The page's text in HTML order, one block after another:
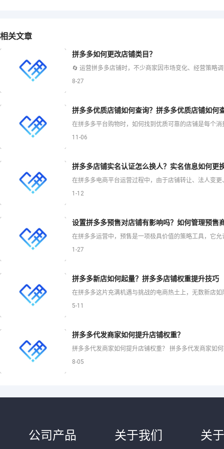
相关文章
拼多多如何更改店铺类目？
8-27
拼多多优质店铺如何查询？拼多多优质店铺如何
11-06
拼多多店铺实名认证怎么换人？实名信息如何更
1-12
设置拼多多预售对店铺有影响吗？如何管理预售
1-27
拼多多新店如何起量？拼多多店铺权重提升技巧
5-11
拼多多代发商家如何提升店铺权重？
8-05
公司产品 关于我们 关